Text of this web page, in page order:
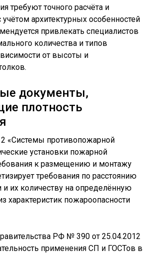
требуют точного расчёта и
архитектурных особенностей
привлекать специалистов
количества и типов
от высоты и
документы,
плотность
«Системы противопожарной
установки пожарной
к размещению и монтажу
требования по расстоянию
их количеству на определённую
характеристик пожароопасности
РФ № 390 от 25.04.2012
применения СП и ГОСТов в